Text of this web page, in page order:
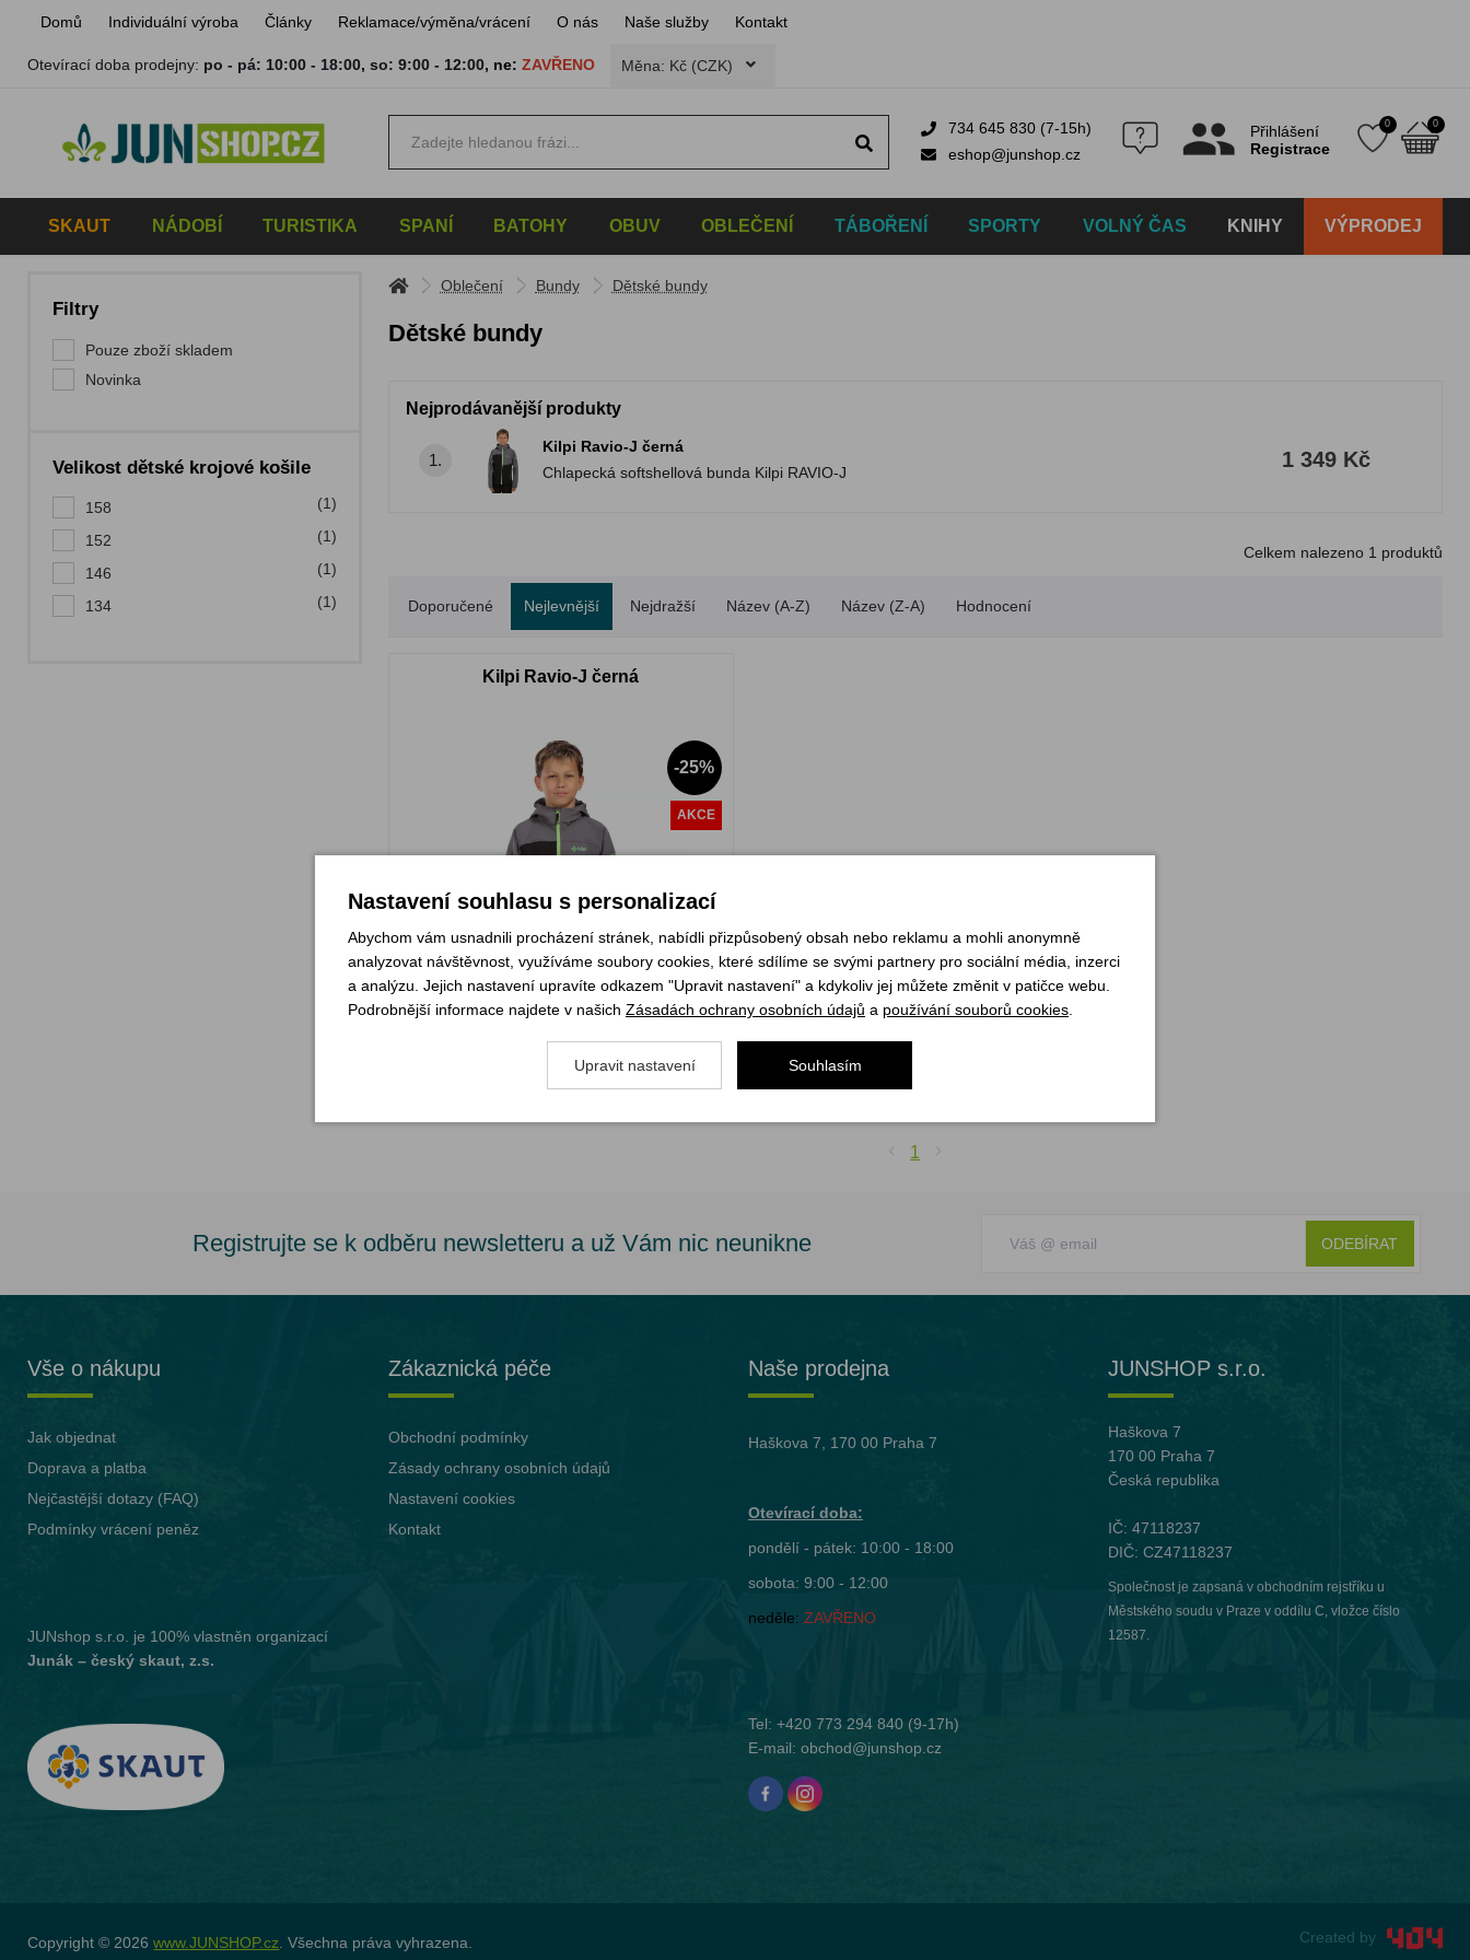
Domů Individuální výroba Články Reklamace/výměna/vrácení O nás Naše služby Kontakt
Otevírací doba prodejny: po - pá: 10:00 - 18:00,so: 9:00 - 12:00, ne: ZAVŘENO Měna: Kč (CZK)
734 645 830 (7-15h)
eshop@junshop.cz
Přihlášení
Registrace
0 0
SKAUT NÁDOBÍ TURISTIKA SPANÍ BATOHY OBUV OBLEČENÍ TÁBOŘENÍ SPORTY VOLNÝ ČAS KNIHY VÝPRODEJ
Filtry
Pouze zboží skladem
Novinka
Velikost dětské krojové košile
158 (1)
152 (1)
146 (1)
134 (1)
Oblečení Bundy Dětské bundy
Dětské bundy
Nejprodávanější produkty
1.
Kilpi Ravio-J černá
Chlapecká softshellová bunda Kilpi RAVIO-J
1 349 Kč
Celkem nalezeno 1 produktů
Doporučené Nejlevnější Nejdražší Název (A-Z) Název (Z-A) Hodnocení
Kilpi Ravio-J černá
-25%
AKCE
Skladem
1 799 Kč
1 349 Kč
VYBRAT VARIANTU
1
Registrujte se k odběru newsletteru a už Vám nic neunikne ODEBÍRAT
Vše o nákupu
Jak objednat
Doprava a platba
Nejčastější dotazy (FAQ)
Podmínky vrácení peněz
JUNshop s.r.o.
je 100% vlastněn organizací
Junák – český skaut, z.s.
Zákaznická péče
Obchodní podmínky
Zásady ochrany osobních údajů
Nastavení cookies
Kontakt
Naše prodejna
Haškova 7, 170 00 Praha 7
Otevírací doba:
pondělí - pátek: 10:00 - 18:00
sobota: 9:00 - 12:00
neděle: ZAVŘENO
Tel: +420 773 294 840(9-17h)
E-mail: obchod@junshop.cz
JUNSHOP s.r.o.
Haškova 7
170 00 Praha 7
Česká republika
IČ: 47118237
DIČ: CZ47118237
Společnost je zapsaná v obchodním rejstříku u
Městského soudu v Praze v oddílu C, vložce číslo
12587.
Copyright © 2026www.JUNSHOP.cz . Všechna práva vyhrazena. Created by
Nastavení souhlasu s personalizací
Abychom vám usnadnili procházení stránek, nabídli přizpůsobený obsah nebo reklamu a mohli anonymně
analyzovat návštěvnost, využíváme soubory cookies, které sdílíme se svými partnery pro sociální média, inzerci
a analýzu. Jejich nastavení upravíte odkazem "Upravit nastavení" a kdykoliv jej můžete změnit v patičce webu.
Podrobnější informace najdete v našich Zásadách ochrany osobních údajů a používání souborů cookies
Upravit nastavení Souhlasím